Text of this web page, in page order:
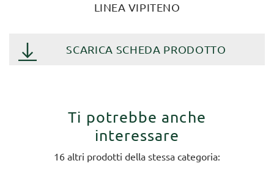
LINEA VIPITENO
SCARICA SCHEDA PRODOTTO
Ti potrebbe anche
interessare
16 altri prodotti della stessa categoria: